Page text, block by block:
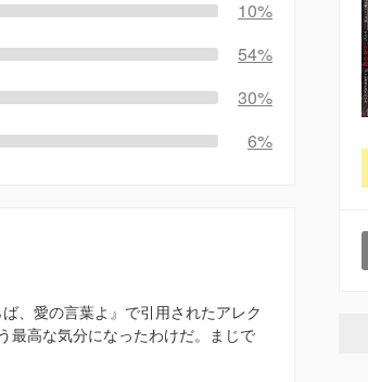
10%
54%
30%
6%
、愛の言葉よ』で引用されたアレク
最高な気分になったわけだ。まじで